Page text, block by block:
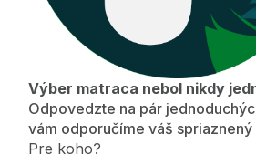
Výber matraca nebol nikdy
Odpovedzte na pár
vám odporučíme váš spriaznený
Pre koho?